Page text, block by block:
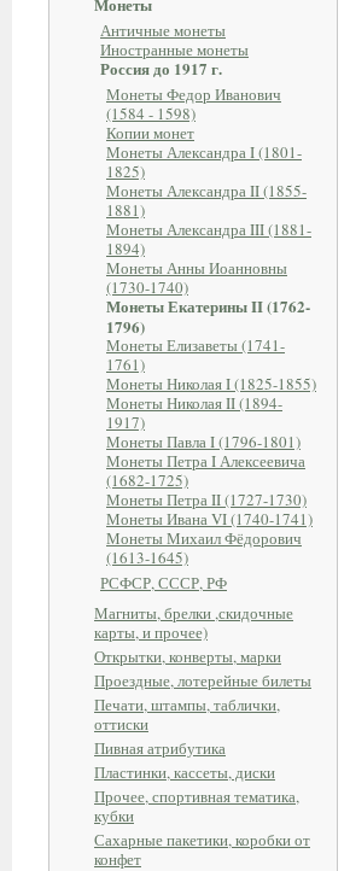
Античные монеты
Иностранные монеты
Россия до 1917 г.
Монеты Федор Иванович
(1584 - 1598)
Копии монет
Монеты Александра I (1801-
1825)
Монеты Александра II (1855-
1881)
Монеты Александра III (1881-
1894)
Монеты Анны Иоанновны
(1730-1740)
Монеты Екатерины II (1762-
1796)
Монеты Елизаветы (1741-
1761)
Монеты Николая I (1825-1855)
Монеты Николая II (1894-
1917)
Монеты Павла I (1796-1801)
Монеты Петра I Алексеевича
(1682-1725)
Монеты Петра II (1727-1730)
Монеты Ивана VI (1740-1741)
Монеты Михаил Фёдорович
(1613-1645)
РСФСР, СССР, РФ
Магниты, брелки ,скидочные
карты, и прочее)
Открытки, конверты, марки
Проездные, лотерейные билеты
Печати, штампы, таблички,
оттиски
Пивная атрибутика
Пластинки, кассеты, диски
Прочее, спортивная тематика,
кубки
Сахарные пакетики, коробки от
конфет